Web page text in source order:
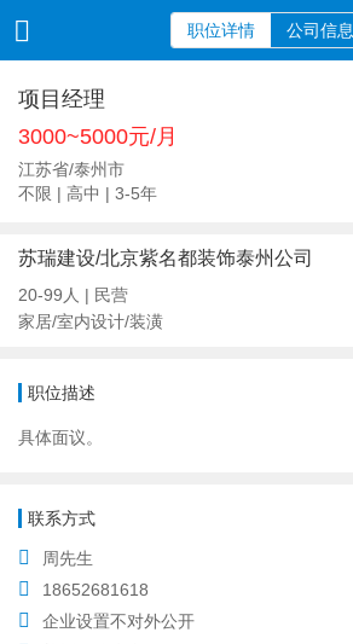
职位详情 公司信息
项目经理
3000~5000元/月
江苏省/泰州市
不限 | 高中 | 3-5年
苏瑞建设/北京紫名都装饰泰州公司
20-99人 | 民营
家居/室内设计/装潢
职位描述
具体面议。
联系方式
周先生
18652681618
企业设置不对外公开